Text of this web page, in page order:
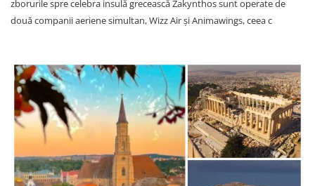
zborurile spre celebra insulă grecească Zakynthos sunt operate de
două companii aeriene simultan, Wizz Air și Animawings, ceea c